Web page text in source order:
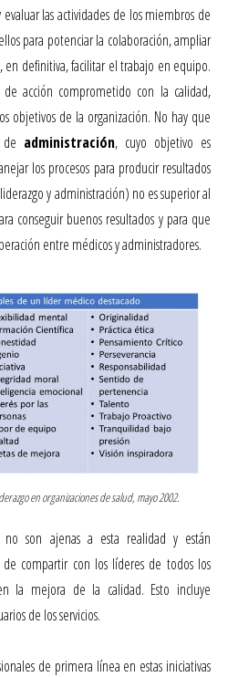
las actividades de los miembros de
para potenciar la colaboración, ampliar
en definitiva, facilitar el trabajo en equipo.
acción comprometido con la calidad,
objetivos de la organización. No hay que
administración, cuyo objetivo es
los procesos para producir resultados
y administración) no es superior al
conseguir buenos resultados y para que
entre médicos y administradores.
en organizaciones de salud, mayo 2002.
no son ajenas a esta realidad y están
compartir con los líderes de todos los
la mejora de la calidad. Esto incluye
de los servicios.
de primera línea en estas iniciativas